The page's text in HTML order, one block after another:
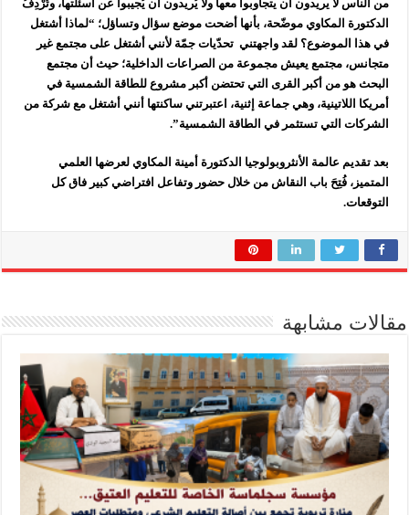
من الناس لا يريدون أن يتجاوبوا معها ولا يُريدون أن يُجيبوا عن أسئلتها، وتُرْدِفُ
الدكتورة المكاوي موضّحة، بأنها أضحت موضع سؤال وتساؤل؛ “لماذا أشتغل
في هذا الموضوع؟ لقد واجهتني تحدّيات جمّة لأنني أشتغل على مجتمع غير
متجانس، مجتمع يعيش مجموعة من الصراعات الداخلية؛ حيث أن مجتمع
البحث هو من أكبر القرى التي تحتضن أكبر مشروع للطاقة الشمسية في
أمريكا اللاتينية، وهي جماعة إثنية، اعتبرتني ساكنتها أنني أشتغل مع شركة من
الشركات التي تستثمر في الطاقة الشمسية”.
بعد تقديم عالمة الأنثروبولوجيا الدكتورة أمينة المكاوي لعرضها العلمي
المتميز، فُتِحَ باب النقاش من خلال حضور وتفاعل افتراضي كبير فاق كل
التوقعات.
مقالات مشابهة